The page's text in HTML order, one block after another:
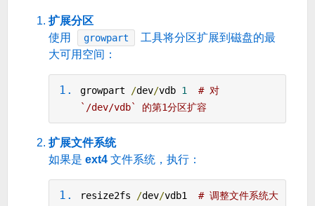
扩展分区
使用
growpart
工具将分区扩展到磁盘的最
大可用空间：
growpart /dev/vdb 1
# 对
`/dev/vdb` 的第1分区扩容
扩展文件系统
如果是 ext4 文件系统，执行：
resize2fs /dev/vdb1 # 调整文件系统大